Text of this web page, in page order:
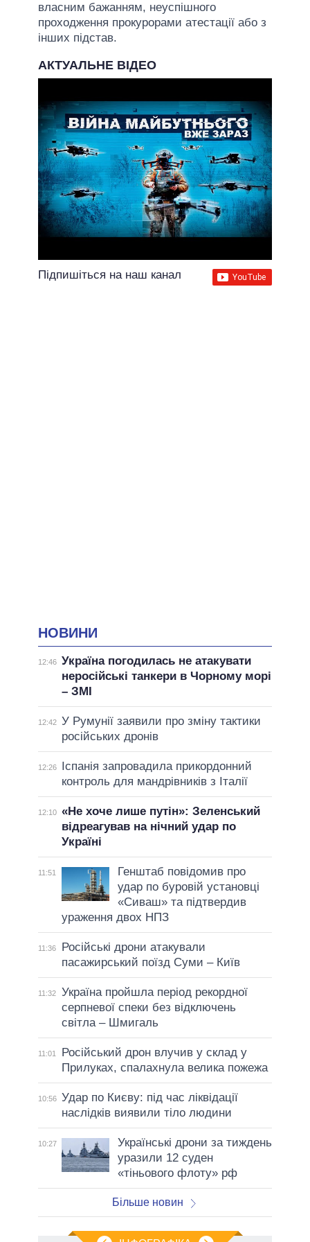
власним бажанням, неуспішного
проходження прокурорами атестації або з
інших підстав.
АКТУАЛЬНЕ ВІДЕО
Підпишіться на наш канал
НОВИНИ
12:46 Україна погодилась не атакувати
неросійські танкери в Чорному морі
– ЗМІ
12:42 У Румунії заявили про зміну тактики
російських дронів
12:26
Іспанія запровадила прикордонний
контроль для мандрівників з Італії
12:10 «Не хоче лише путін»: Зеленський
відреагував на нічний удар по
Україні
11:51
Генштаб повідомив про
удар по буровій установці
«Сиваш» та підтвердив
ураження двох НПЗ
11:36
Російські дрони атакували
пасажирський поїзд Суми – Київ
11:32
Україна пройшла період рекордної
серпневої спеки без відключень
світла – Шмигаль
11:01
Російський дрон влучив у склад у
Прилуках, спалахнула велика пожежа
10:56 Удар по Києву: під час ліквідації
наслідків виявили тіло людини
10:27
Українські дрони за тиждень
уразили 12 суден
«тіньового флоту» рф
Більше новин